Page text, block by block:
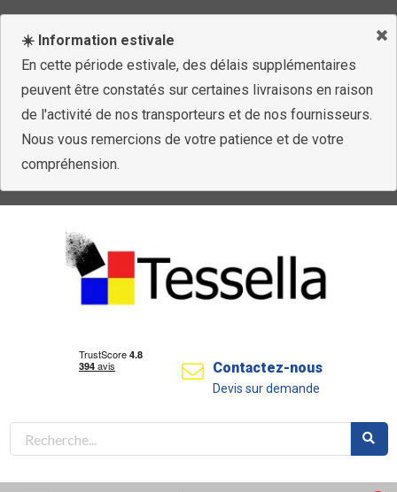
☀️ Information estivale
En cette période estivale, des délais supplémentaires
peuvent être constatés sur certaines livraisons en raison
de l'activité de nos transporteurs et de nos fournisseurs.
Nous vous remercions de votre patience et de votre
compréhension.
Contactez-nous
Devis sur demande